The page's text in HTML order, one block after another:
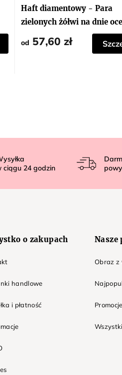
Haft diamentowy - Para
zielonych żółwi na dnie
produktu
wynosi
5,0
na
gwiazdek.
od 57,60 zł
ciągu 24 godzin
o zakupach
handlowe
i płatność
Nasze
Obraz z
Promocje